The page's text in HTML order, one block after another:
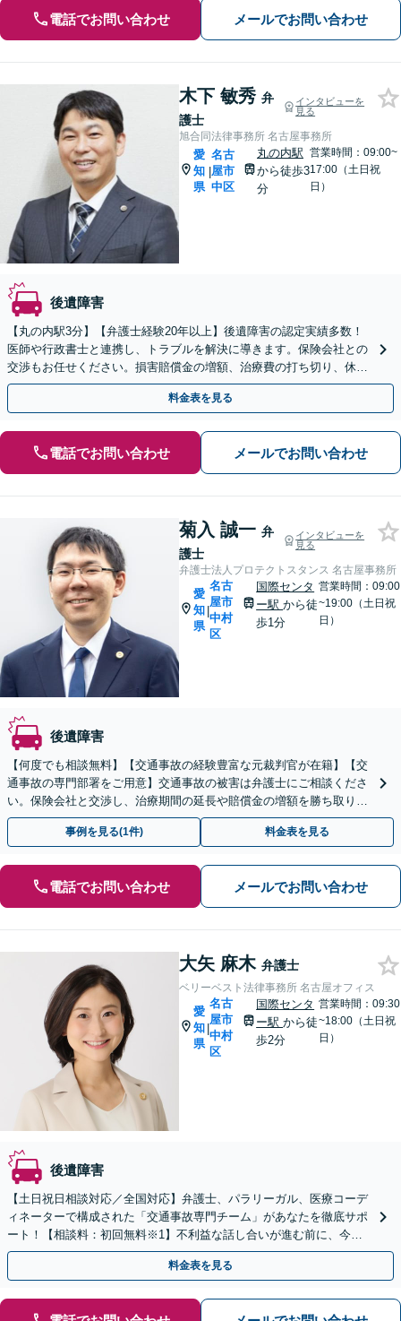
電話でお問い合わせ メールでお問い合わせ
木下 敏秀 弁
護士
インタビューを
見る
旭合同法律事務所 名古屋事務所
愛
知
県
|
名古
屋市
中区
丸の内駅
から徒歩3
分
営業時間：09:00~
17:00（土日祝
日）
後遺障害
【丸の内駅3分】【弁護士経験20年以上】後遺障害の認定実績多数！
医師や行政書士と連携し、トラブルを解決に導きます。保険会社との
交渉もお任せください。損害賠償金の増額、治療費の打ち切り、休業
損害、示談交渉など幅広い分野に対応【初回面談無料】
料金表を見る
電話でお問い合わせ メールでお問い合わせ
菊入 誠一 弁
護士
インタビューを
見る
弁護士法人プロテクトスタンス 名古屋事務所
愛
知
県
|
名古
屋市
中村
区
国際センタ
ー駅から徒
歩1分
営業時間：09:00
~19:00（土日祝
日）
後遺障害
【何度でも相談無料】【交通事故の経験豊富な元裁判官が在籍】【交
通事故の専門部署をご用意】交通事故の被害は弁護士にご相談くださ
い。保険会社と交渉し、治療期間の延長や賠償金の増額を勝ち取りま
す。後遺障害の等級認定の手続きなどもお任せください。
事例を見る(1件) 料金表を見る
電話でお問い合わせ メールでお問い合わせ
大矢 麻木 弁護士
ベリーベスト法律事務所 名古屋オフィス
愛
知
県
|
名古
屋市
中村
区
国際センタ
ー駅から徒
歩2分
営業時間：09:30
~18:00（土日祝
日）
後遺障害
【土日祝日相談対応／全国対応】弁護士、パラリーガル、医療コーデ
ィネーターで構成された「交通事故専門チーム」があなたを徹底サポ
ート！【相談料：初回無料※1】不利益な話し合いが進む前に、今す
ぐ相談！
料金表を見る